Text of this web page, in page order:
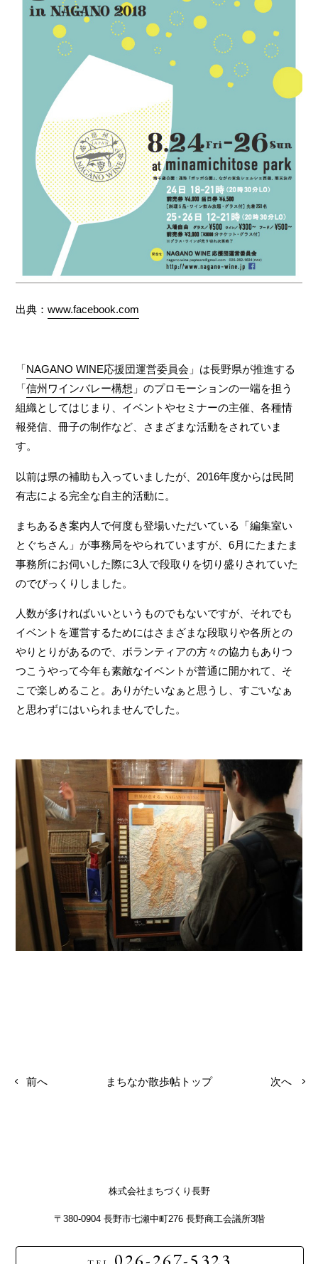
出典：www.facebook.com
「 NAGANO WINE応援団運営委員会 」は長野県が推進する
「信州ワインバレー構想 」のプロモーションの一端を担う
組織としてはじまり、イベントやセミナーの主催、各種情
報発信、冊子の制作など、さまざまな活動をされていま
す。
以前は県の補助も入っていましたが、2016年度からは民間
有志による完全な自主的活動に。
まちあるき案内人で何度も登場いただいている「編集室い
とぐちさん」が事務局をやられていますが、6月にたまたま
事務所にお伺いした際に3人で段取りを切り盛りされていた
のでびっくりしました。
人数が多ければいいというものでもないですが、それでも
イベントを運営するためにはさまざまな段取りや各所との
やりとりがあるので、ボランティアの方々の協力もありつ
つこうやって今年も素敵なイベントが普通に開かれて、そ
こで楽しめること。ありがたいなぁと思うし、すごいなぁ
と思わずにはいられませんでした。
前へ まちなか散歩帖トップ 次へ
株式会社まちづくり長野
〒380-0904 長野市七瀬中町276 長野商工会議所3階